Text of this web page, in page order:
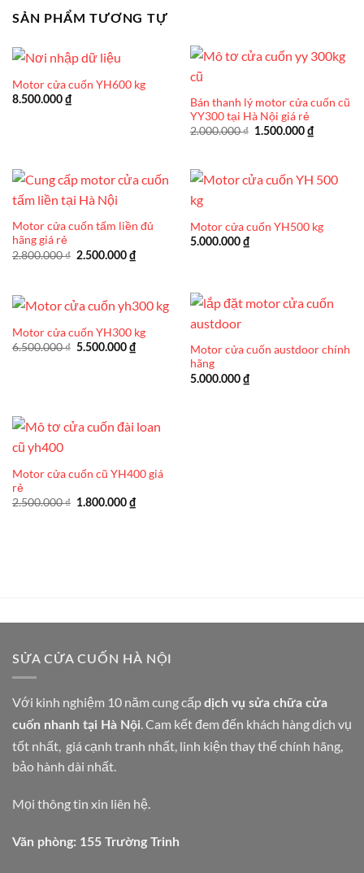
SẢN PHẨM TƯƠNG TỰ
Motor cửa cuốn YH600 kg
8.500.000 ₫
Bán thanh lý motor cửa cuốn cũ
YY300 tại Hà Nội giá rẻ
2.000.000₫ Giá
1.500.000 ₫Giá
hiện
Motor cửa cuốn tấm liền đủ
hãng giá rẻ
2.800.000₫ Giá
2.500.000 ₫Giá
hiện
2.500.000 ₫.
Motor cửa cuốn YH500 kg
5.000.000 ₫
Motor cửa cuốn YH300 kg
6.500.000₫ Giá
5.500.000 ₫Giá
hiện
Motor cửa cuốn austdoor chính
hãng
5.000.000 ₫
Motor cửa cuốn cũ YH400 giá
rẻ
2.500.000₫ Giá
1.800.000 ₫Giá
hiện
SỬA CỬA CUỐN HÀ NỘI
Với kinh nghiệm 10 năm cung cấpdịch vụ sửa chữa cửa
cuốn nhanh tại Hà Nội. Cam kết đem đến khách hàng dịch vụ
tốt nhất, giá cạnh tranh nhất, linh kiện thay thế chính hãng,
bảo hành dài nhất.
Mọi thông tin xin liên hệ.
Văn phòng: 155 Trường Trinh